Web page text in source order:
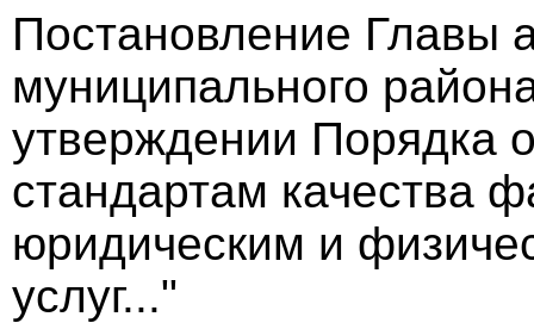
Постановление Главы
муниципального
утверждении Порядка
стандартам качества
юридическим и
услуг..."